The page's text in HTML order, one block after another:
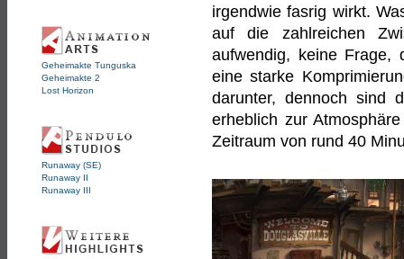
Geheimakte Tunguska
Geheimakte 2
Lost Horizon
Runaway (SE)
Runaway II
Runaway III
irgendwie fasrig wirkt.
auf die zahlreichen
aufwendig, keine Frage,
eine starke
darunter, dennoch sind
erheblich zur
Zeitraum von rund 40